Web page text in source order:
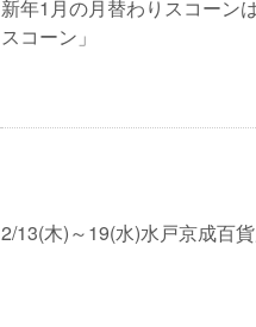
新年1月の月替わりスコーン
スコーン」
2/13(木)～19(水)水戸京成百